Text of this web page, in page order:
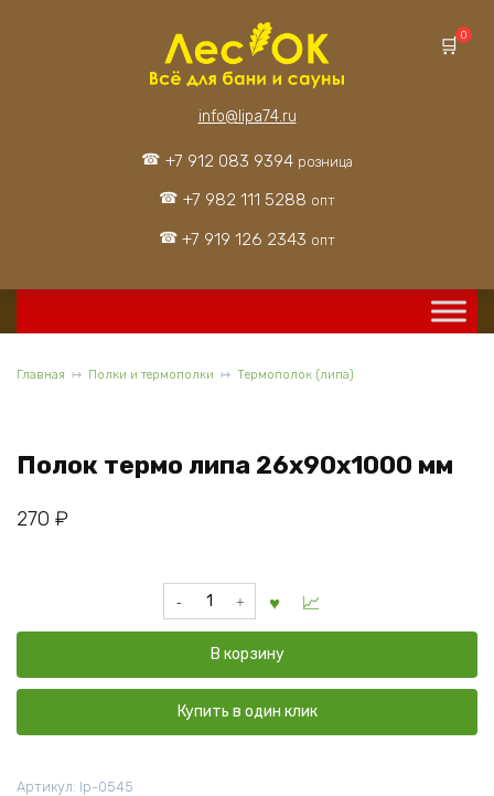
info@lipa74.ru
+7 912 083 9394 розница
+7 982 111 5288 опт
+7 919 126 2343 опт
0
Главная Полки и термополки Термополок (липа)
Полок термо липа 26x90x1000 мм
270 ₽
Количество
товара
липа
26x90x1000
мм
В корзину
Купить в один клик
Артикул: lp-0545